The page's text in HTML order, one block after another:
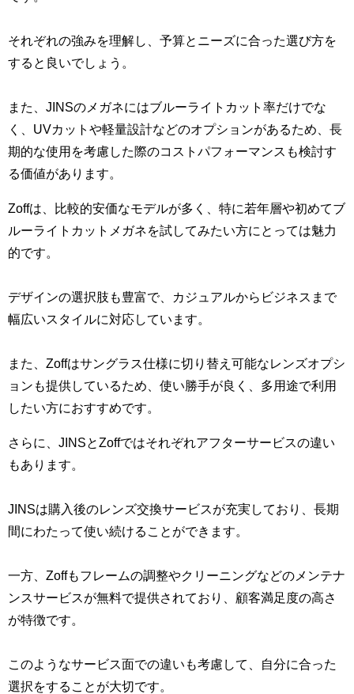
それぞれの強みを理解し、予算とニーズに合った選び方を
すると良いでしょう。
また、JINSのメガネにはブルーライトカット率だけでな
く、UVカットや軽量設計などのオプションがあるため、長
期的な使用を考慮した際のコストパフォーマンスも検討す
る価値があります。
Zoffは、比較的安価なモデルが多く、特に若年層や初めてブ
ルーライトカットメガネを試してみたい方にとっては魅力
的です。
デザインの選択肢も豊富で、カジュアルからビジネスまで
幅広いスタイルに対応しています。
また、Zoffはサングラス仕様に切り替え可能なレンズオプシ
ョンも提供しているため、使い勝手が良く、多用途で利用
したい方におすすめです。
さらに、JINSとZoffではそれぞれアフターサービスの違い
もあります。
JINSは購入後のレンズ交換サービスが充実しており、長期
間にわたって使い続けることができます。
一方、Zoffもフレームの調整やクリーニングなどのメンテナ
ンスサービスが無料で提供されており、顧客満足度の高さ
が特徴です。
このようなサービス面での違いも考慮して、自分に合った
選択をすることが大切です。